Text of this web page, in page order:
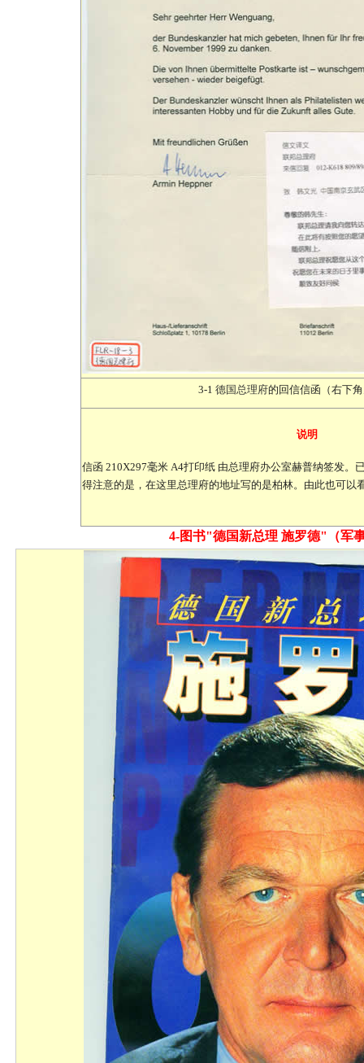
3-1 德国总理府的回信信函（右下
说明
信函 210X297毫米 A4打印纸 由总理府办公室赫普纳签发。
得注意的是，在这里总理府的地址写的是柏林。由此也可以
4-图书"德国新总理 施罗德"（军